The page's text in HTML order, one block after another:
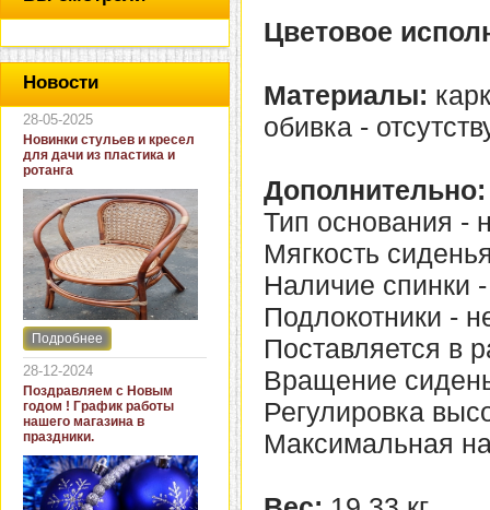
Новости
28-05-2025
Новинки стульев и кресел
для дачи из пластика и
ротанга
Интернет-магазин "Кровать
и диван" представляет
новинки стульев и кресел
для дачи. В ассортименте
представлены как
бюджетные модели из
пластика для дачи, так и
кресла для загородных
домов из натурального и
искусственного ротанга.
Подробнее
28-12-2024
Поздравляем с Новым
годом ! График работы
нашего магазина в
праздники.
Цветовое
Материалы:
обивка -
Дополнительно:
Тип основания -
Мягкость
Наличие спинки
Подлокотники -
Поставляется в
Вращение
Регулировка
Максимальная